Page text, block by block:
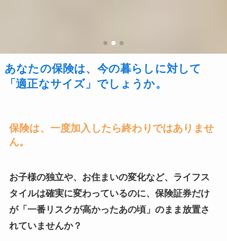
あなたの保険は、今の暮らしに対して
「適正なサイズ」でしょうか。
保険は、一度加入したら終わりではありませ
ん。
お子様の独立や、お住まいの変化など、ライフス
タイルは確実に変わっているのに、保険証券だけ
が「一番リスクが高かったあの頃」のまま放置さ
れていませんか？